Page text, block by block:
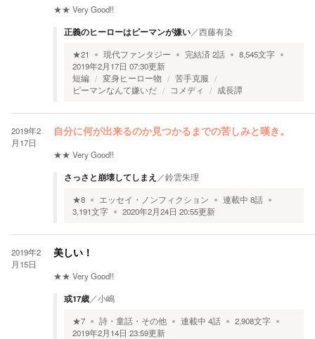
★★ Very Good!!
正義のヒーローはピーマンが嫌い／西藤有染
★21 現代ファンタジー 完結済2話 8,545文字
2019年2月17日 07:30更新
短編
変身ヒーロー物
苦手克服
ピーマンなんて嫌いだ
コメディ 成長譚
2019年2
月17日
自分に何が出来るのか見つかるまでの苦しみと嘆き。
★★ Very Good!!
さっさと崩壊してしまえ ／鈴雲朱理
★8 エッセイ・ノンフィクション 連載中 8話
3,191文字 2020年2月24日 20:55更新
2019年2
月15日
美しい！
★★ Very Good!!
或17歳／小嶋
★7 詩・童話・その他 連載中 4話 2,908文字
2019年2月14日 23:59更新